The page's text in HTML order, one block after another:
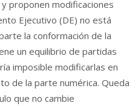
proponen modificaciones
Ejecutivo (DE) no está
la conformación de la
un equilibrio de partidas
imposible modificarlas en
de la parte numérica. Queda
que no cambie